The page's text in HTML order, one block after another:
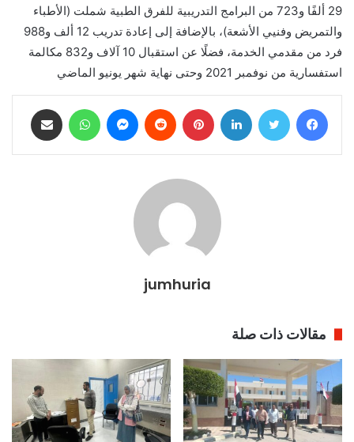
29 ألفًا و723 من البرامج التدريبية للفرق الطبية شملت (الأطباء
والتمريض وفنيي الأشعة)، بالإضافة إلى إعادة تدريب 12 ألف و988
فرد من مقدمي الخدمة، فضلًا عن استقبال 10 آلاف و832 مكالمة
استفسارية من نوفمبر 2021 وحتى نهاية شهر يونيو الماضي
فيسبوك تويتر لينكدإن بينتيريست ماسنجر واتساب
jumhuria
مقالات ذات صلة